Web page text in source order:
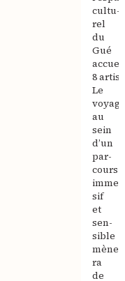
cultu­
rel
du
Gué
8
Le
voyage
au
sein
d’un
par­
cours
immer­
sif
et
sen­
sible
mène­
ra
de